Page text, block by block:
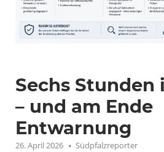
Sechs Stunden
– und am Ende
Entwarnung
26. April 2026 Südpfalzreporter